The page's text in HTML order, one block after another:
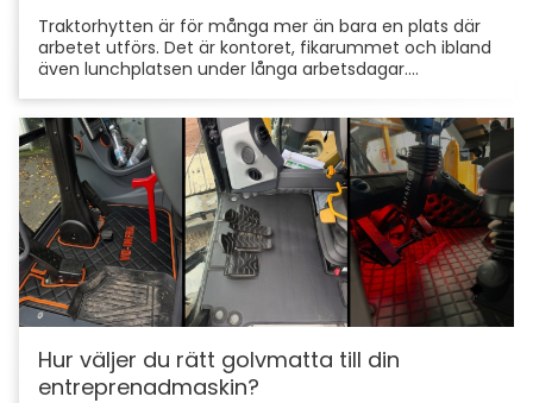
Traktorhytten är för många mer än bara en plats där
arbetet utförs. Det är kontoret, fikarummet och ibland
även lunchplatsen under långa arbetsdagar....
Hur väljer du rätt golvmatta till din
entreprenadmaskin?